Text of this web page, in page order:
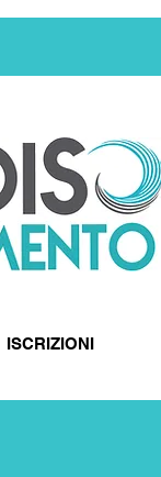
ISCRIZIONI